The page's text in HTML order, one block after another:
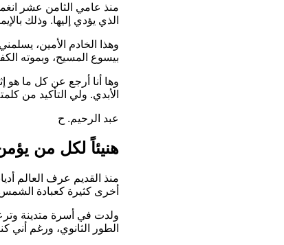
منذ عامي الثامن عشر
الذي يؤدي إليها. وذلك
وهذا الخادم الأمين،
بيسوع المسيح، وبموته
وها أنا أرجع عن كل ما هو
الأبدي. ولي التأكيد من
عبد الرحيم. ح
هنيئاً لكل من
منذ القديم عرف العالم
أخرى كثيرة كعبادة
ولدت في أسرة متدينة
الطور الثانوي، ورغم